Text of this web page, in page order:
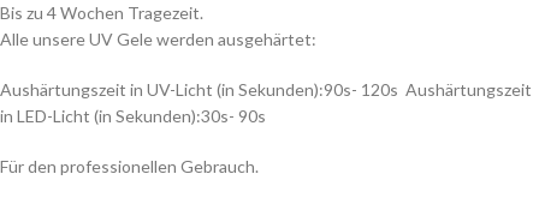
Bis zu 4 Wochen Tragezeit.
Alle unsere UV Gele werden ausgehärtet:
Aushärtungszeit in UV-Licht (in Sekunden):90s- 120s Aushärtungszeit
in LED-Licht (in Sekunden):30s- 90s
Für den professionellen Gebrauch.